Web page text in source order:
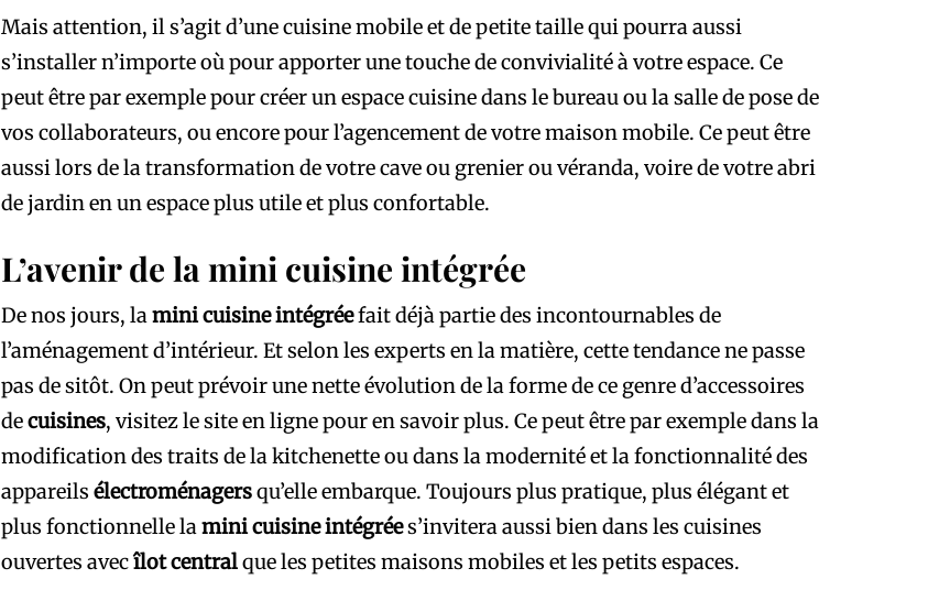
Mais attention, il s’agit d’une cuisine mobile et de petite taille qui pourra aussi
s’installer n’importe où pour apporter une touche de convivialité à votre espace. Ce
peut être par exemple pour créer un espace cuisine dans le bureau ou la salle de pose de
vos collaborateurs, ou encore pour l’agencement de votre maison mobile. Ce peut être
aussi lors de la transformation de votre cave ou grenier ou véranda, voire de votre abri
de jardin en un espace plus utile et plus confortable.
L’avenir de la mini cuisine intégrée
De nos jours, lamini cuisine intégréefait déjà partie des incontournables de
l’aménagement d’intérieur. Et selon les experts en la matière, cette tendance ne passe
pas de sitôt. On peut prévoir une nette évolution de la forme de ce genre d’accessoires
decuisines, visitez le site en ligne pour en savoir plus. Ce peut être par exemple dans la
modification des traits de la kitchenette ou dans la modernité et la fonctionnalité des
appareilsélectroménagersqu’elle embarque. Toujours plus pratique, plus élégant et
plus fonctionnelle lamini cuisine intégrées’invitera aussi bien dans les cuisines
ouvertes avecîlot centralque les petites maisons mobiles et les petits espaces.